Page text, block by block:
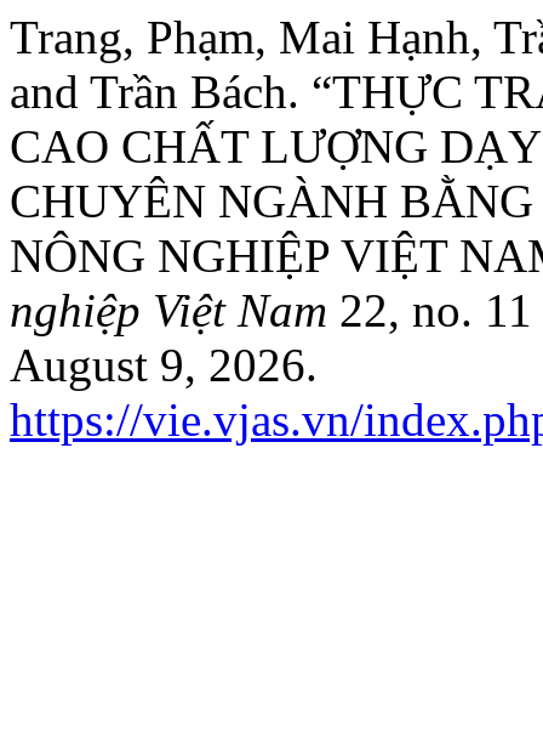
Trang, Phạm, Mai Hạnh,
and Trần Bách. “THỰC
CAO CHẤT LƯỢNG
CHUYÊN NGÀNH
NÔNG NGHIỆP VIỆT
nghiệp Việt Nam 22, no.
August 9, 2026.
https://vie.vjas.vn/